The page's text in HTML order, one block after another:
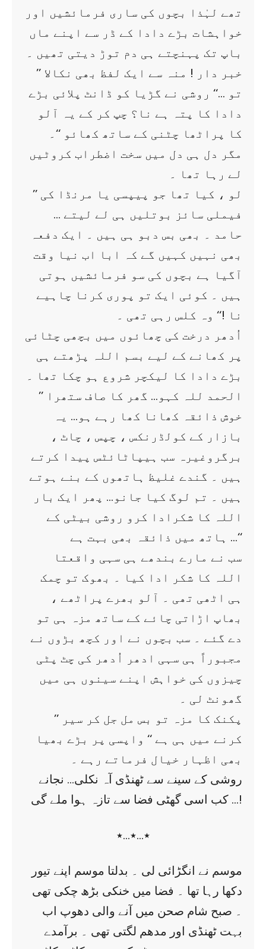
تھے لہٰذا بچوں کی ساری فرمائشیں اور
خواہشات بڑے دادا کے ڈر سے اپنے ماں
باپ تک پہنچتے ہی دم توڑ دیتی تھیں ۔
’’ خبر دار ! منہ سے ایک لفظ بھی نکالا
تو …‘‘ روشی نے گڑیا کو ڈانٹ پلائی بڑے
دادا کا پتہ ہے نا؟ چپ کر کے یہ آلو
کا پراٹھا چٹنی کے ساتھ کھائو ‘‘۔
مگر دل ہی دل میں سخت اضطراب کروٹیں
لے رہا تھا ۔
’’ لو ، کیا تھا جو پیپسی یا مرنڈا کی
فیملی سائز بوتلیں ہی لے لیتے …
حامد ۔ بھی بس دبو ہی ہیں ۔ ایک دفعہ
بھی نہیں کہیں گے کہ ابا اب نیا وقت
آگیا ہے بچوں کی سو فرمائشیں ہوتی
ہیں ۔ کوئی ایک تو پوری کرنا چاہیے
نا !‘‘ وہ کلس رہی تھی ۔
اُدھر درخت کی چھائوں میں بچھی چٹائی
پر کھانے کے لیے بسم اللہ پڑھتے ہی
بڑے دادا کا لیکچر شروع ہو چکا تھا ۔
’’ الحمد للہ کہو… گھر کا صاف ستھرا
خوش ذائقہ کھانا کھا رہے ہو… یہ
بازار کے کولڈرنکس ، چپس ، چاٹ ،
برگروغیرہ سب ہیپاٹائٹس پیدا کرتے
ہیں ۔ گندے غلیظ ہاتھوں کے بنے ہوتے
ہیں ۔ تم لوگ کیا جانو… پھر ایک بار
اللہ کا شکرادا کرو روشی بیٹی کے
ہاتھ میں ذائقہ بھی بہت ہے …‘‘
سب نے مارے بندھے ہی سہی واقعتا
اللہ کا شکر ادا کیا ۔ بھوک تو چمک
ہی اٹھی تھی ۔ آلو بھرے پراٹھے ،
بھاپ اڑاتی چائے کے ساتھ مزہ ہی تو
دے گئے ۔ سب بچوں نے اور کچھ بڑوں نے
مجبوراً ہی سہی ادھر اُدھر کی چٹ پٹی
چیزوں کی خواہش اپنے سینوں ہی میں
گھونٹ لی ۔
’’ پکنک کا مزہ تو بس مل جل کر سیر
کرنے میں ہی ہے ‘‘ واپسی پر بڑے بھیا
بھی اظہار خیال فرماتے رہے ۔
روشی کے سینے سے ٹھنڈی آہ نکلی… نجانے
کب اسی گھٹی فضا سے تازہ ہوا ملے گی …!
٭…٭…٭
موسم نے انگڑائی لی ۔ بدلتا موسم اپنے تیور
دکھا رہا تھا ۔ فضا میں خنکی بڑھ چکی تھی
۔ صبح شام صحن میں آنے والی دھوپ اب
بہت ٹھنڈی اور مدھم لگتی تھی ۔ برآمدے